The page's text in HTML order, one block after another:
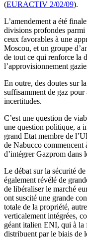
(EURACTIV 2/02/09).
L’amendement a été
divisions profondes parmi
ceux favorables à une
Moscou, et un groupe
de tout ce qui renforce la
l’approvisionnement
En outre, des doutes sur
suffisamment de gaz
incertitudes.
C’est une question de
une question politique, a
grand Etat membre de
de Nabucco commencent
d’intégrer Gazprom dans
Le débat sur la sécurité
également révélé de
de libéraliser le marché
ont suscité une grande
totale de la propriété,
verticalement intégrées,
géant italien ENI, qui à la
distribuent par le biais de